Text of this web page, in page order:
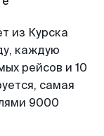
из Курска
каждую
рейсов и 10
самая
9000